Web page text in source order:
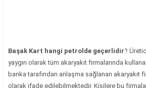
Başak Kart hangi petrolde geçerlidir?
yaygın olarak tüm akaryakıt firmalarında
banka tarafından anlaşma sağlanan akaryakıt
olarak ifade edilebilmektedir. Kişilere bu